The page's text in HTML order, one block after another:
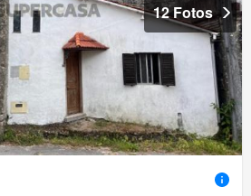
12 Fotos